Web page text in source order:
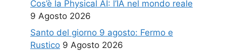
Cos’è la Physical AI: l’IA nel mondo reale
9 Agosto 2026
Santo del giorno 9 agosto: Fermo e
Rustico 9 Agosto 2026